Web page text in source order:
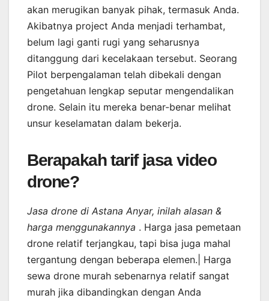
akan merugikan banyak pihak, termasuk Anda.
Akibatnya project Anda menjadi terhambat,
belum lagi ganti rugi yang seharusnya
ditanggung dari kecelakaan tersebut. Seorang
Pilot berpengalaman telah dibekali dengan
pengetahuan lengkap seputar mengendalikan
drone. Selain itu mereka benar-benar melihat
unsur keselamatan dalam bekerja.
Berapakah tarif jasa video
drone?
Jasa drone di Astana Anyar, inilah alasan &
harga menggunakannya . Harga jasa pemetaan
drone relatif terjangkau, tapi bisa juga mahal
tergantung dengan beberapa elemen.| Harga
sewa drone murah sebenarnya relatif sangat
murah jika dibandingkan dengan Anda